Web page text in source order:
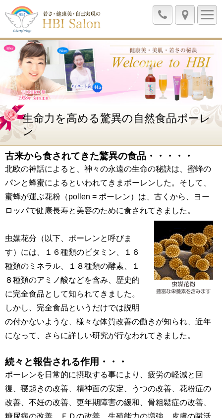
生命力を高める驚異の自然食品ポーレ
ン
古来から食されてきた驚異の食品・・・・・
北欧の神話によると、神々の永遠の生命の秘訣は、蜜蜂の
パンと蜂蜜によるといわれてきまポーレンした。そして、
蜜蜂が運ぶ花粉（pollen = ポーレン）は、古くから、ヨー
ロッパで健康長寿と美容のために食されてきました。
虫媒花分（以下、ポーレンと呼びま
す）には、１６種類のビタミン、１６
種類のミネラル、１８種類の酵素、１
８種類のアミノ酸などを含み、歴史的
に完全食品として知られてきました。
しかし、完全食品というだけでは説明
の付かないような、様々な体質改善の働きが知られ、近年
になって、さらに詳しい研究が行なわれてきました。
続々と報告される作用・・・
ポーレンを日常的に摂取する事により、疲労の軽減と回
復、寝起きの改善、精神面の安定、うつの改善、花粉症の
改善、不妊の改善、更年期障害の緩和、骨粗鬆症の改善、